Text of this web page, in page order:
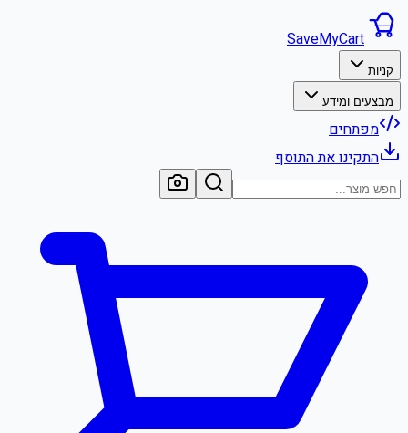
SaveMyCart
קניות
מבצעים ומידע
מפתחים
התקינו את התוסף